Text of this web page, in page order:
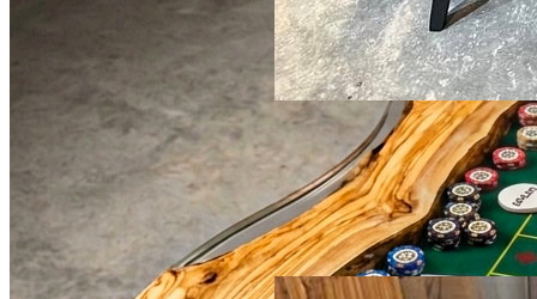
736 800 ₽
Комплект: большой стол из
массива карагача + стулья из
массива дуба
4000 × 1200 см